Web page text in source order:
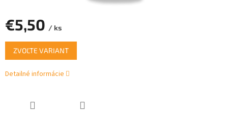
€5,50 / ks
Jednotková
cena:
ZVOĽTE VARIANT
Detailné informácie